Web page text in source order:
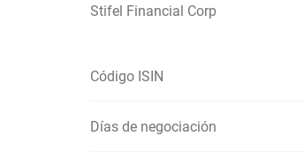
Stifel Financial Corp
Código ISIN
Días de negociación